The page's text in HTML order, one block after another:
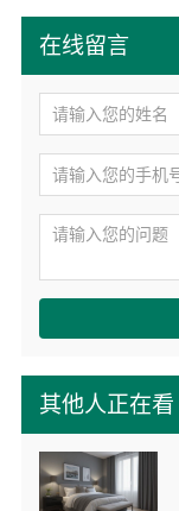
其他人正在看
在线留言